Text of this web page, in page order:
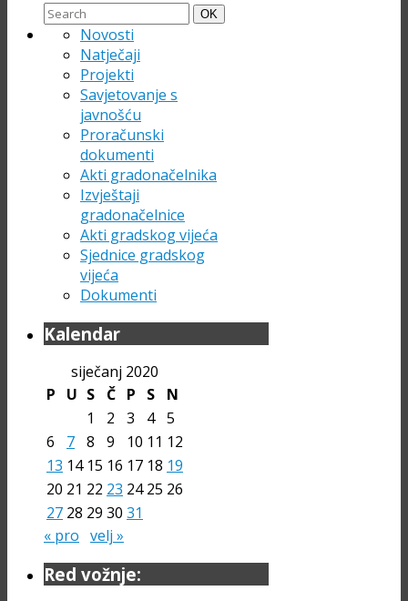
Search
for:
Search
OK
Novosti
Natječaji
Projekti
Savjetovanje s
javnošću
Proračunski
dokumenti
Akti gradonačelnika
Izvještaji
gradonačelnice
Akti gradskog vijeća
Sjednice gradskog
vijeća
Dokumenti
Kalendar
siječanj 2020
P
U S Č P S
N
1
2 3 4 5
6
7 8 9 10 11 12
13 14 15 16 17 18 19
20 21 22 23 24 25 26
27 28 29 30 31
« pro velj »
Red vožnje: